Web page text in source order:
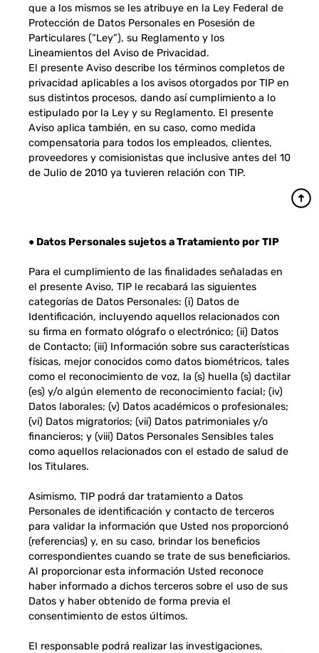
que a los mismos se les atribuye en la Ley Federal de
Protección de Datos Personales en Posesión de
Particulares (“Ley”), su Reglamento y los
Lineamientos del Aviso de Privacidad.
El presente Aviso describe los términos completos de
privacidad aplicables a los avisos otorgados por TIP en
sus distintos procesos, dando así cumplimiento a lo
estipulado por la Ley y su Reglamento. El presente
Aviso aplica también, en su caso, como medida
compensatoria para todos los empleados, clientes,
proveedores y comisionistas que inclusive antes del 10
de Julio de 2010 ya tuvieren relación con TIP.
● Datos Personales sujetos a Tratamiento por TIP
Para el cumplimiento de las finalidades señaladas en
el presente Aviso, TIP le recabará las siguientes
categorías de Datos Personales: (i) Datos de
Identificación, incluyendo aquellos relacionados con
su firma en formato ológrafo o electrónico; (ii) Datos
de Contacto; (iii) Información sobre sus características
físicas, mejor conocidos como datos biométricos, tales
como el reconocimiento de voz, la (s) huella (s) dactilar
(es) y/o algún elemento de reconocimiento facial; (iv)
Datos laborales; (v) Datos académicos o profesionales;
(vi) Datos migratorios; (vii) Datos patrimoniales y/o
financieros; y (viii) Datos Personales Sensibles tales
como aquellos relacionados con el estado de salud de
los Titulares.
Asimismo, TIP podrá dar tratamiento a Datos
Personales de identificación y contacto de terceros
para validar la información que Usted nos proporcionó
(referencias) y, en su caso, brindar los beneficios
correspondientes cuando se trate de sus beneficiarios.
Al proporcionar esta información Usted reconoce
haber informado a dichos terceros sobre el uso de sus
Datos y haber obtenido de forma previa el
consentimiento de estos últimos.
El responsable podrá realizar las investigaciones,